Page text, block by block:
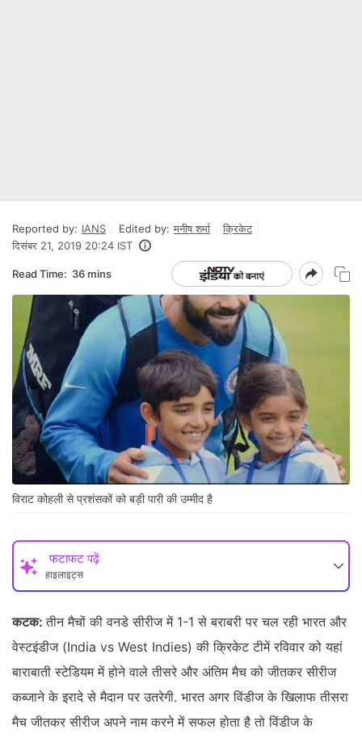
Reported by: IANS Edited by: मनीष शर्मा
क्रिकेट
दिसंबर 21, 2019 20:24 IST
Read Time: 36 mins
विराट कोहली से प्रशंसकों को बड़ी पारी की उम्मीद है
फटाफट पढ़ें
हाइलाइट्स
कटक: तीन मैचों की वनडे सीरीज में 1-1 से बराबरी पर चल रही भारत और
वेस्टइंडीज (India vs West Indies) की क्रिकेट टीमें रविवार को यहां
बाराबाती स्टेडियम में होने वाले तीसरे और अंतिम मैच को जीतकर सीरीज
कब्जाने के इरादे से मैदान पर उतरेगी. भारत अगर विंडीज के खिलाफ तीसरा
मैच जीतकर सीरीज अपने नाम करने में सफल होता है तो विंडीज के